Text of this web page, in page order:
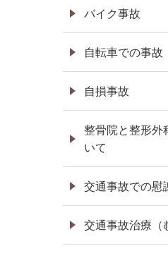
バイク事故
自転車での事故
自損事故
整骨院と整形外
いて
交通事故での慰
交通事故治療（